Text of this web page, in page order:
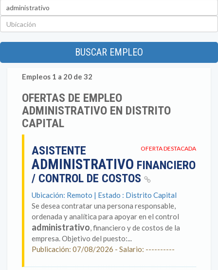
BUSCAR EMPLEO
Empleos 1 a 20 de 32
OFERTAS DE EMPLEO
ADMINISTRATIVO EN DISTRITO
CAPITAL
OFERTA DESTACADA
ASISTENTE
ADMINISTRATIVO FINANCIERO
/ CONTROL DE COSTOS
Ubicación: Remoto | Estado : Distrito Capital
Se desea contratar una persona responsable,
ordenada y analítica para apoyar en el control
administrativo, financiero y de costos de la
empresa. Objetivo del puesto:...
Publicación: 07/08/2026 - Salario: ----------